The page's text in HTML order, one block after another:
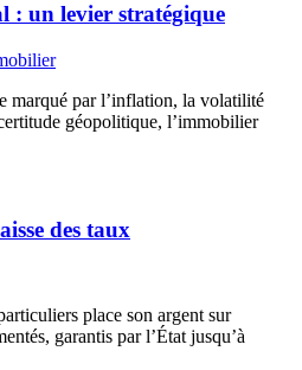
un levier stratégique
marqué par l’inflation, la volatilité
géopolitique, l’immobilier
des taux
place son argent sur
garantis par l’État jusqu’à